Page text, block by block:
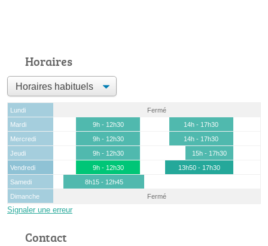
Horaires
Lundi
Fermé
Mardi
9h - 12h30
14h - 17h30
Mercredi
9h - 12h30
14h - 17h30
Jeudi
9h - 12h30
15h - 17h30
Vendredi
9h - 12h30
13h50 - 17h30
Samedi
8h15 - 12h45
Dimanche
Fermé
Signaler une erreur
Contact